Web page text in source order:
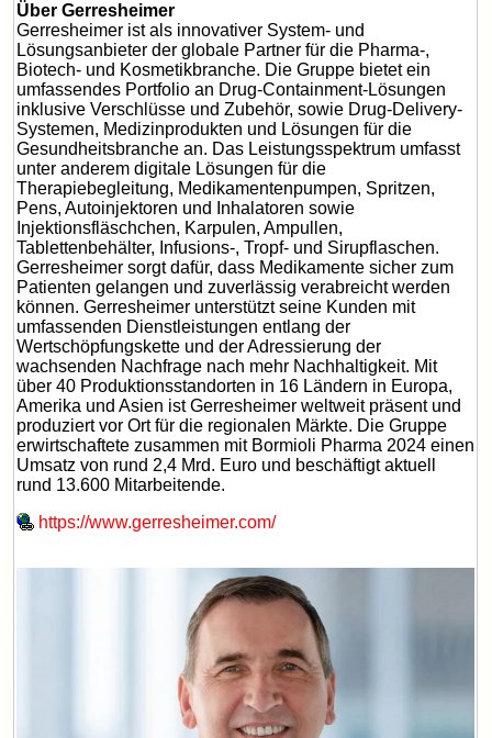
Über Gerresheimer
Gerresheimer ist als innovativer System- und
Lösungsanbieter der globale Partner für die Pharma-,
Biotech- und Kosmetikbranche. Die Gruppe bietet ein
umfassendes Portfolio an Drug-Containment-Lösungen
inklusive Verschlüsse und Zubehör, sowie Drug-Delivery-
Systemen, Medizinprodukten und Lösungen für die
Gesundheitsbranche an. Das Leistungsspektrum umfasst
unter anderem digitale Lösungen für die
Therapiebegleitung, Medikamentenpumpen, Spritzen,
Pens, Autoinjektoren und Inhalatoren sowie
Injektionsfläschchen, Karpulen, Ampullen,
Tablettenbehälter, Infusions-, Tropf- und Sirupflaschen.
Gerresheimer sorgt dafür, dass Medikamente sicher zum
Patienten gelangen und zuverlässig verabreicht werden
können. Gerresheimer unterstützt seine Kunden mit
umfassenden Dienstleistungen entlang der
Wertschöpfungskette und der Adressierung der
wachsenden Nachfrage nach mehr Nachhaltigkeit. Mit
über 40 Produktionsstandorten in 16 Ländern in Europa,
Amerika und Asien ist Gerresheimer weltweit präsent und
produziert vor Ort für die regionalen Märkte. Die Gruppe
erwirtschaftete zusammen mit Bormioli Pharma 2024 einen
Umsatz von rund 2,4 Mrd. Euro und beschäftigt aktuell
rund 13.600 Mitarbeitende.
https://www.gerresheimer.com/